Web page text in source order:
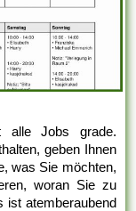
alle Jobs grade.
geben Ihnen
was Sie möchten,
woran Sie zu
ist atemberaubend